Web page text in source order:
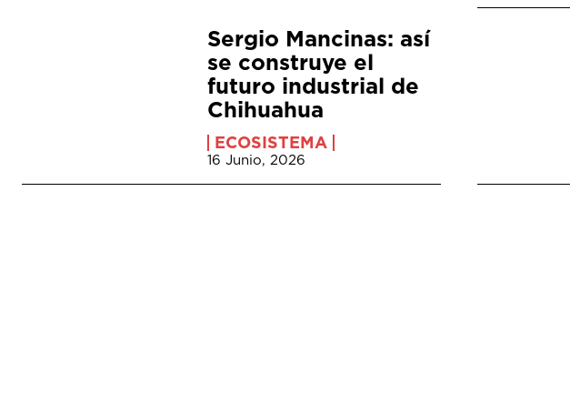
Sergio Mancinas: así
se construye el
futuro industrial de
Chihuahua
ECOSISTEMA
16 Junio, 2026